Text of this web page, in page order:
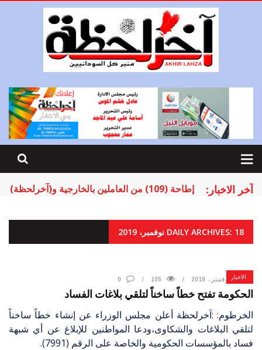
آخر الاخبار: إطاحة (109) من العاملين بالخارجية و(آخرلحظة) تنشر الأسماء
DAILY ARCHIVES: 18 نوفمبر، 2019
الاخبار
18 نوفمبر، 2019 105
0
الحكومة تفتح خطاً ساخناً لتلقي بلاغات الفساد
الخرطوم: :آخرلحظة أعلن مجلس الوزراء عن إنشاء خطاً ساخناً
لتلقي البلاغات والشكاوى،ودعا المواطنين للإبلاغ عن أي شبهة
فساد بالمؤسسات الحكومية والخاصة على الرقم (7991).